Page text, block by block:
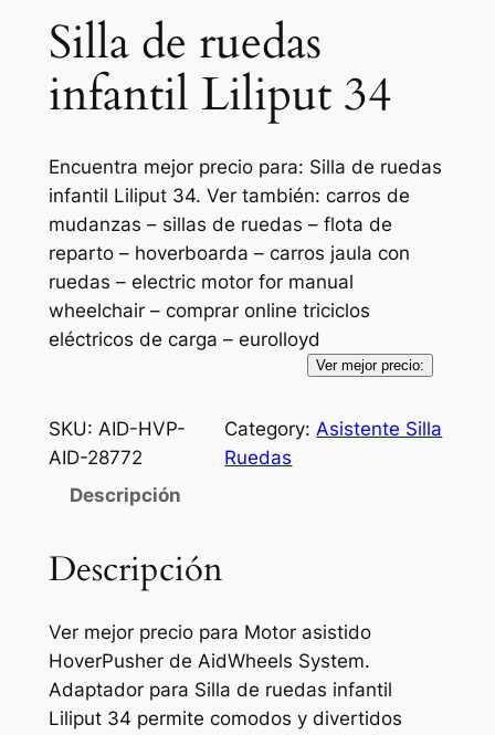
Silla de ruedas
infantil Liliput 34
Encuentra mejor precio para: Silla de ruedas
infantil Liliput 34. Ver también: carros de
mudanzas – sillas de ruedas – flota de
reparto – hoverboarda – carros jaula con
ruedas – electric motor for manual
wheelchair – comprar online triciclos
eléctricos de carga – eurolloyd
Ver mejor precio:
SKU: AID-HVP-
AID-28772
Category: Asistente Silla
Ruedas
Descripción
Descripción
Ver mejor precio para Motor asistido
HoverPusher de AidWheels System.
Adaptador para Silla de ruedas infantil
Liliput 34 permite comodos y divertidos